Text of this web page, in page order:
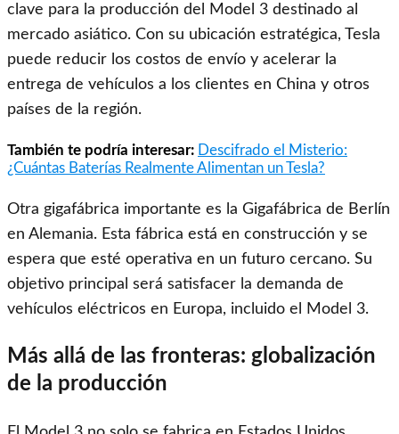
clave para la producción del Model 3 destinado al
mercado asiático. Con su ubicación estratégica, Tesla
puede reducir los costos de envío y acelerar la
entrega de vehículos a los clientes en China y otros
países de la región.
También te podría interesar: Descifrado el Misterio:
¿Cuántas Baterías Realmente Alimentan un Tesla?
Otra gigafábrica importante es la Gigafábrica de Berlín
en Alemania. Esta fábrica está en construcción y se
espera que esté operativa en un futuro cercano. Su
objetivo principal será satisfacer la demanda de
vehículos eléctricos en Europa, incluido el Model 3.
Más allá de las fronteras: globalización
de la producción